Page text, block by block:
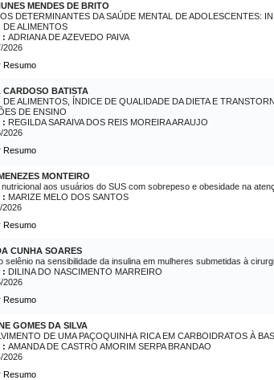
MENDES DE BRITO
DETERMINANTES DA SAÚDE MENTAL DE ADOLESCENTES:
DE ALIMENTOS
: ADRIANA DE AZEVEDO PAIVA
2026
Resumo
CARDOSO BATISTA
ALIMENTOS, ÍNDICE DE QUALIDADE DA DIETA E
DE ENSINO
: REGILDA SARAIVA DOS REIS MOREIRA ARAUJO
2026
Resumo
MONTEIRO
aos usuários do SUS com sobrepeso e obesidade na
: MARIZE MELO DOS SANTOS
2026
Resumo
CUNHA SOARES
selênio na sensibilidade da insulina em mulheres submetidas à
: DILINA DO NASCIMENTO MARREIRO
2026
Resumo
GOMES DA SILVA
DE UMA PAÇOQUINHA RICA EM CARBOIDRATOS À
: AMANDA DE CASTRO AMORIM SERPA BRANDAO
2026
Resumo